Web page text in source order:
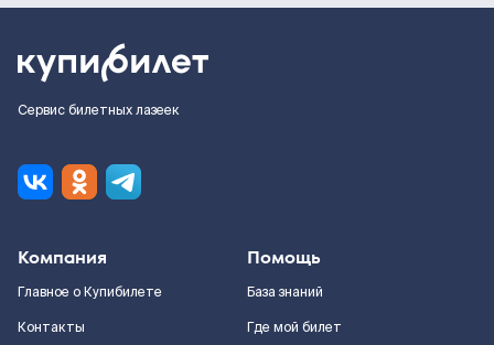
Сервис билетных лазеек
Компания
Главное о Купибилете
Контакты
Помощь
База знаний
Где мой билет